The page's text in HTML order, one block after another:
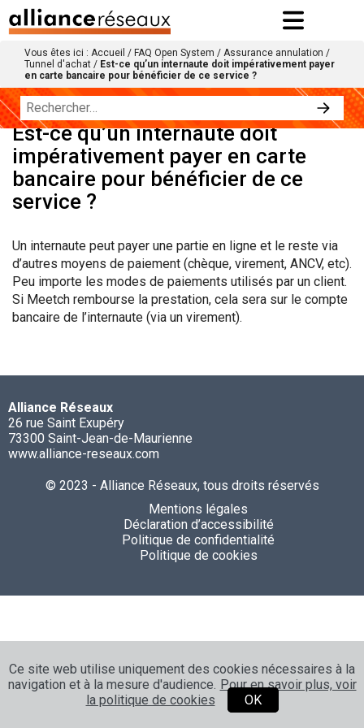
Vous êtes ici : Accueil / FAQ Open System / Assurance annulation /
Tunnel d'achat / Est-ce qu’un internaute doit impérativement payer
en carte bancaire pour bénéficier de ce service ?
Est-ce qu’un internaute doit
impérativement payer en carte
bancaire pour bénéficier de ce
service ?
Un internaute peut payer une partie en ligne et le reste via
d’autres moyens de paiement (chèque, virement, ANCV, etc).
Peu importe les modes de paiements utilisés par un client.
Si Meetch rembourse la prestation, cela sera sur le compte
bancaire de l’internaute (via un virement).
Alliance Réseaux
26 rue Saint Exupéry
73300 Saint-Jean-de-Maurienne
www.alliance-reseaux.com
© 2023 - Alliance Réseaux, tous droits réservés
Mentions légales
Déclaration d’accessibilité
Politique de confidentialité
Politique de cookies
Ce site web utilise uniquement des cookies nécessaires à la
navigation et à la mesure d'audience. Pour en savoir plus, voir
la politique de cookies
OK